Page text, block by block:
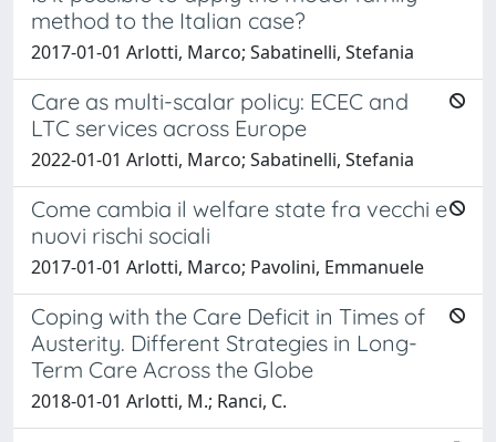
method to the Italian case?
2017-01-01 Arlotti, Marco; Sabatinelli, Stefania
Care as multi-scalar policy: ECEC and
LTC services across Europe
2022-01-01 Arlotti, Marco; Sabatinelli, Stefania
Come cambia il welfare state fra vecchi e
nuovi rischi sociali
2017-01-01 Arlotti, Marco; Pavolini, Emmanuele
Coping with the Care Deficit in Times of
Austerity. Different Strategies in Long-
Term Care Across the Globe
2018-01-01 Arlotti, M.; Ranci, C.